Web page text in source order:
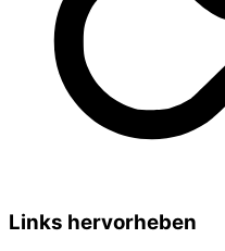
Links hervorheben